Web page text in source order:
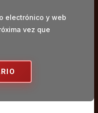
electrónico y web
vez que